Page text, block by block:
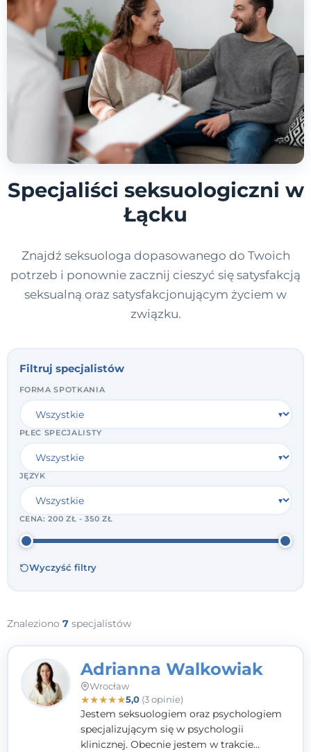
Specjaliści seksuologiczni w
Łącku
Znajdź seksuologa dopasowanego do Twoich
potrzeb i ponownie zacznij cieszyć się satysfakcją
seksualną oraz satysfakcjonującym życiem w
związku.
Filtruj specjalistów
FORMA SPOTKANIA
PŁEĆ SPECJALISTY
JĘZYK
CENA:200 ZŁ - 350 ZŁ
Wyczyść filtry
Znaleziono 7 specjalistów
Adrianna Walkowiak
Wrocław
★★★★★5,0(3 opinie)
Jestem seksuologiem oraz psychologiem
specjalizującym się w psychologii
klinicznej. Obecnie jestem w trakcie